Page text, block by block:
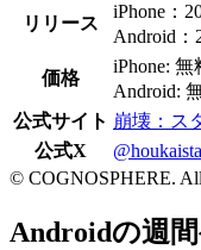
リリース
iPhone：
Android：
価格
iPhone: 無
Android:
公式サイト 崩壊：ス
公式X
© COGNOSPHERE. All
Androidの週